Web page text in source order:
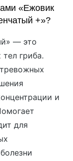
«Ежовик
+»?
— это
гриба.
и
для